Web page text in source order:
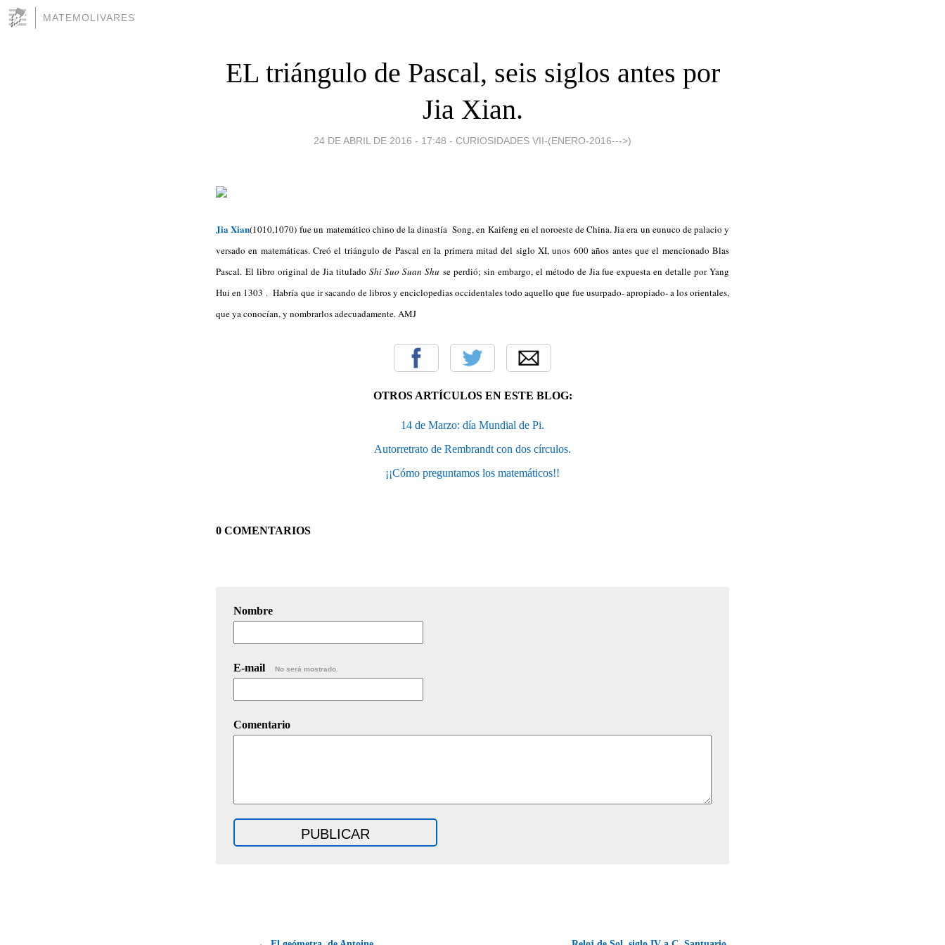
MATEMOLIVARES
EL triángulo de Pascal, seis siglos antes por
Jia Xian.
24 DE ABRIL DE 2016 - 17:48 - CURIOSIDADES VII-(ENERO-2016--->)
Jia Xian(1010,1070) fue un matemático chino de la dinastía Song, en Kaifeng en el noroeste de China. Jia era un eunuco de palacio y
versado en matemáticas. Creó el triángulo de Pascal en la primera mitad del siglo XI, unos 600 años antes que el mencionado Blas
Pascal. El libro original de Jia tituladoShi Suo Suan Shu se perdió; sin embargo, el método de Jia fue expuesta en detalle por Yang
Hui en 1303 . Habría que ir sacando de libros y enciclopedias occidentales todo aquello que fue usurpado- apropiado- a los orientales,
que ya conocían, y nombrarlos adecuadamente. AMJ
OTROS ARTÍCULOS EN ESTE BLOG:
14 de Marzo: día Mundial de Pi.
Autorretrato de Rembrandt con dos círculos.
¡¡Cómo preguntamos los matemáticos!!
0 COMENTARIOS
Nombre
E-mail No será mostrado.
Comentario